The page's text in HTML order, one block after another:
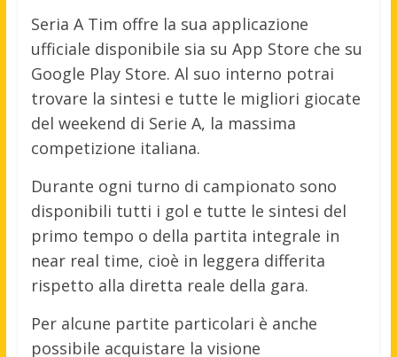
Seria A Tim offre la sua applicazione
ufficiale disponibile sia su App Store che su
Google Play Store. Al suo interno potrai
trovare la sintesi e tutte le migliori giocate
del weekend di Serie A, la massima
competizione italiana.
Durante ogni turno di campionato sono
disponibili tutti i gol e tutte le sintesi del
primo tempo o della partita integrale in
near real time, cioè in leggera differita
rispetto alla diretta reale della gara.
Per alcune partite particolari è anche
possibile acquistare la visione